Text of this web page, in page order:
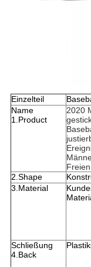
Einzelteil
Name
1.Product
2020
Freien
2.Shape
3.Material
Schließung
4.Back